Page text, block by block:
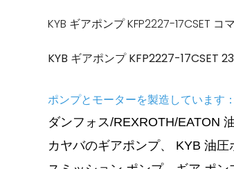
KYB ギアポンプ KFP2227-17CSET コ
KYB ギアポンプ KFP2227-17CSET
ポンプとモーターを製造しています：
ダンフォス/REXROTH/EATON
カヤバのギアポンプ、 KYB 油圧